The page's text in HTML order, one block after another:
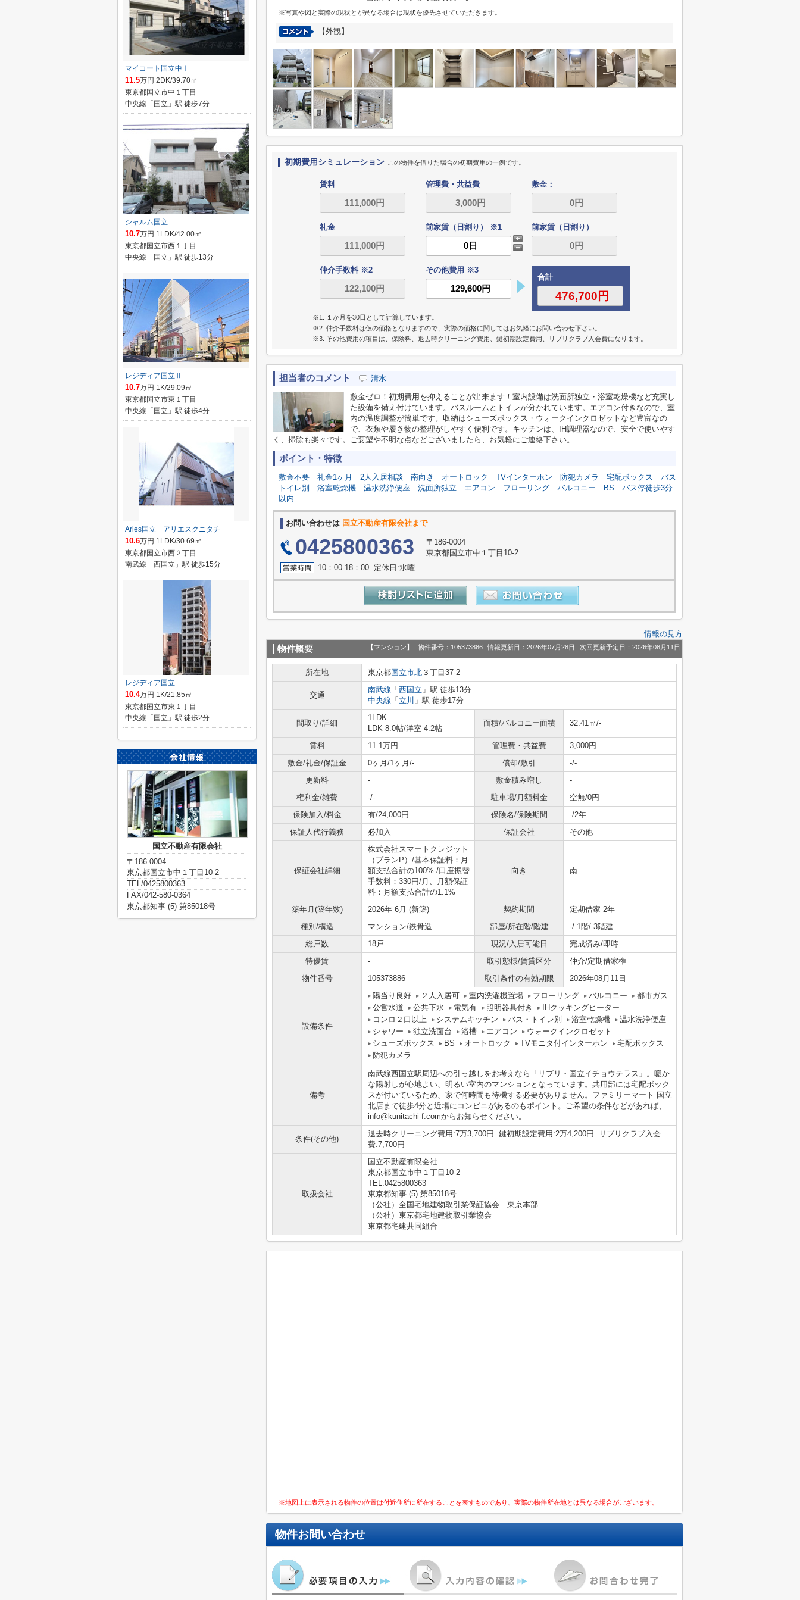
※写真や図と実際の現状とが異なる場合は現状を優先させていただきます。
【外観】
初期費用シミュレーション この物件を借りた場合の初期費用の一例です。
賃料 管理費・共益費 敷金：
礼金 前家賃（日割り） ※1 前家賃（日割り）
仲介手数料 ※2
その他費用 ※3
合計
※1. １か月を30日として計算しています。
※2. 仲介手数料は仮の価格となりますので、実際の価格に関してはお気軽にお問い合わせ下さい。
※3. その他費用の項目は、保険料、退去時クリーニング費用、鍵初期設定費用、リブリクラブ入会費になります。
担当者のコメント 清水
敷金ゼロ！初期費用を抑えることが出来ます！室内設備は洗面所独立・浴室乾燥機など充実し
た設備を備え付けています。バスルームとトイレが分かれています。エアコン付きなので、室
内の温度調整が簡単です。収納はシューズボックス・ウォークインクロゼットなど豊富なの
で、衣類や履き物の整理がしやすく便利です。キッチンは、IH調理器なので、安全で使いやす
く、掃除も楽々です。ご要望や不明な点などございましたら、お気軽にご連絡下さい。
ポイント・特徴
敷金不要 礼金1ヶ月 2人入居相談 南向き オートロック TVインターホン 防犯カメラ 宅配ボックス
バス
トイレ別
浴室乾燥機 温水洗浄便座 洗面所独立 エアコン フローリング バルコニー BS
バス停徒歩3分
以内
お問い合わせは 国立不動産有限会社まで
0425800363
〒186-0004
東京都国立市中１丁目10-2
10：00-18：00 定休日:水曜
情報の見方
物件概要 【マンション】 物件番号：105373886 情報更新日：2026年07月28日 次回更新予定日：2026年08月11日
所在地 東京都国立市北 ３丁目37-2
交通
南武線 「 西国立 」駅 徒歩13分
中央線 「 立川 」駅 徒歩17分
間取り/詳細
1LDK
LDK 8.0帖/洋室 4.2帖
面積/バルコニー面積 32.41㎡/-
賃料 11.1万円 管理費・共益費
3,000円
敷金/礼金/保証金
0ヶ月/1ヶ月/- 償却/敷引
-/-
更新料
- 敷金積み増し
-
権利金/雑費
-/- 駐車場/月額料金
空無/0円
保険加入/料金
有/24,000円 保険名/保険期間
-/2年
保証人代行義務
必加入 保証会社 その他
保証会社詳細
株式会社スマートクレジット
（プランP）/基本保証料：月
額支払合計の100% /口座振替
手数料：330円/月、月額保証
料：月額支払合計の1.1%
向き 南
築年月(築年数) 2026年 6月 (新築) 契約期間
定期借家 2年
種別/構造
マンション/鉄骨造 部屋/所在階/階建
-/ 1階/ 3階建
総戸数
18戸 現況/入居可能日
完成済み/即時
特優賃
- 取引態様/賃貸区分
仲介/定期借家権
物件番号
105373886 取引条件の有効期限 2026年08月11日
設備条件
陽当り良好 ２人入居可 室内洗濯機置場 フローリング バルコニー
都市ガス
公営水道
公共下水 電気有 照明器具付き
IHクッキングヒーター
コンロ２口以上
システムキッチン バス・トイレ別 浴室乾燥機
温水洗浄便座
シャワー
独立洗面台 浴槽 エアコン
ウォークインクロゼット
シューズボックス
BS オートロック TVモニタ付インターホン
宅配ボックス
防犯カメラ
備考
南武線西国立駅周辺への引っ越しをお考えなら「リブリ・国立イチョウテラス」。暖か
な陽射しが心地よい、明るい室内のマンションとなっています。共用部には宅配ボック
スが付いているため、家で何時間も待機する必要がありません。ファミリーマート 国立
北店まで徒歩4分と近場にコンビニがあるのもポイント。ご希望の条件などがあれば、
info@kunitachi-f.comからお知らせください。
条件(その他)
退去時クリーニング費用:7万3,700円 鍵初期設定費用:2万4,200円 リブリクラブ入会
費:7,700円
取扱会社
国立不動産有限会社
東京都国立市中１丁目10-2
TEL:0425800363
東京都知事 (5) 第85018号
（公社）全国宅地建物取引業保証協会 東京本部
（公社）東京都宅地建物取引業協会
東京都宅建共同組合
※地図上に表示される物件の位置は付近住所に所在することを表すものであり、実際の物件所在地とは異なる場合がございます。
物件お問い合わせ
マイコート国立中Ⅰ
11.5万円 2DK/39.70㎡
東京都国立市中１丁目
中央線「国立」駅 徒歩7分
シャルム国立
10.7万円 1LDK/42.00㎡
東京都国立市西１丁目
中央線「国立」駅 徒歩13分
レジディア国立Ⅱ
10.7万円 1K/29.09㎡
東京都国立市東１丁目
中央線「国立」駅 徒歩4分
Aries国立 アリエスクニタチ
10.6万円 1LDK/30.69㎡
東京都国立市西２丁目
南武線「西国立」駅 徒歩15分
レジディア国立
10.4万円 1K/21.85㎡
東京都国立市東１丁目
中央線「国立」駅 徒歩2分
国立不動産有限会社
〒186-0004
東京都国立市中１丁目10-2
TEL/0425800363
FAX/042-580-0364
東京都知事 (5) 第85018号